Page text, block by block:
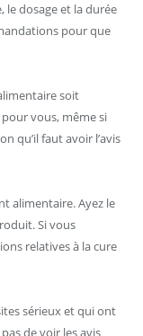
le dosage et la durée
pour que
soit
pour vous, même si
qu’il faut avoir l’avis
alimentaire. Ayez le
Si vous
relatives à la cure
sérieux et qui ont